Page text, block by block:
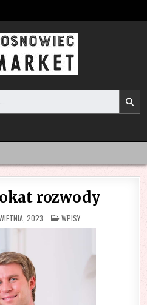
rozwody
2023 POSTED
IN
WPISY